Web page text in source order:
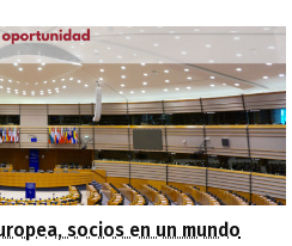
socios en un mundo